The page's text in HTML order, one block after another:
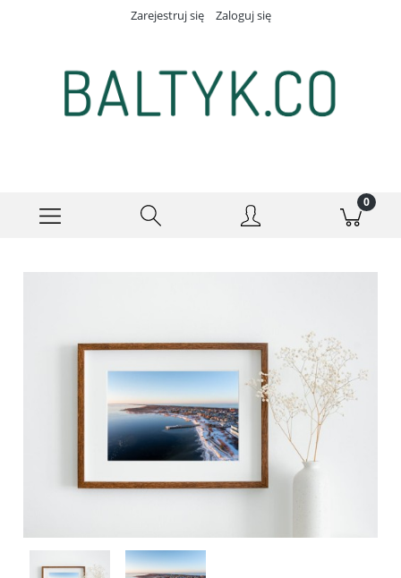
Zarejestruj się Zaloguj się